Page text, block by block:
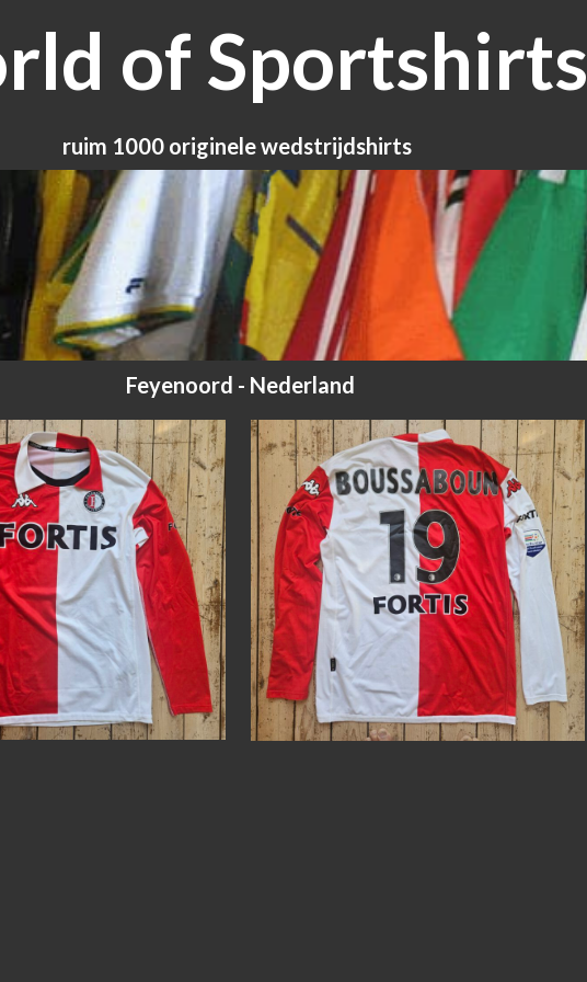
of Sportshirts
ruim 1000 originele wedstrijdshirts
Feyenoord - Nederland